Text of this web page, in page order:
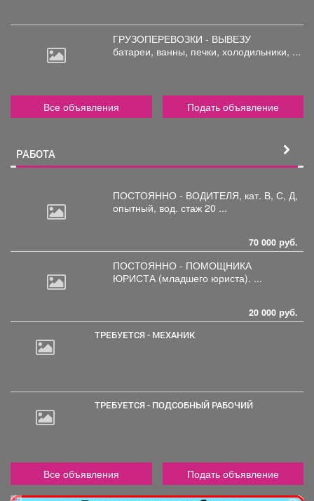
ГРУЗОПЕРЕВОЗКИ - ВЫВЕЗУ
батареи, ванны, печки, холодильники, ...
Все объявления Подать объявление
РАБОТА
ПОСТОЯННО - ВОДИТЕЛЯ, кат. В, С, Д,
опытный, вод. стаж 20 ...
70 000 руб.
ПОСТОЯННО - ПОМОЩНИКА
ЮРИСТА
(младшего юриста). ...
20 000 руб.
ТРЕБУЕТСЯ - МЕХАНИК
ТРЕБУЕТСЯ - ПОДСОБНЫЙ РАБОЧИЙ
Все объявления Подать объявление